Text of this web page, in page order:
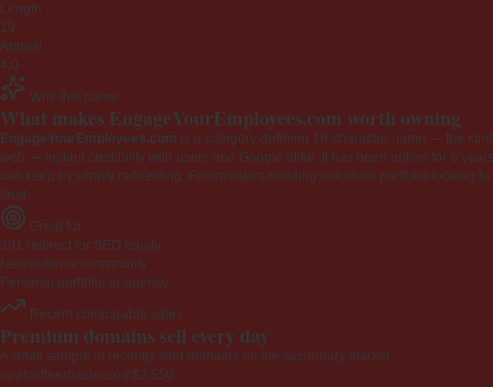
Length
19
Appeal
4.0
Why this name
What makes EngageYourEmployees.com worth owning
EngageYourEmployees.com is a category-defining 19-character name — the
web — instant credibility with users and Google alike. It has been online for 6
can keep by simply redirecting. For investors building a domain portfolio looking
loud.
Great for
301 redirect for SEO equity
Newsletter or community
Personal portfolio or agency
Recent comparable sales
Premium domains sell every day
A small sample of recently sold domains on the secondary market.
opalcoffeeroaster.com$2,550